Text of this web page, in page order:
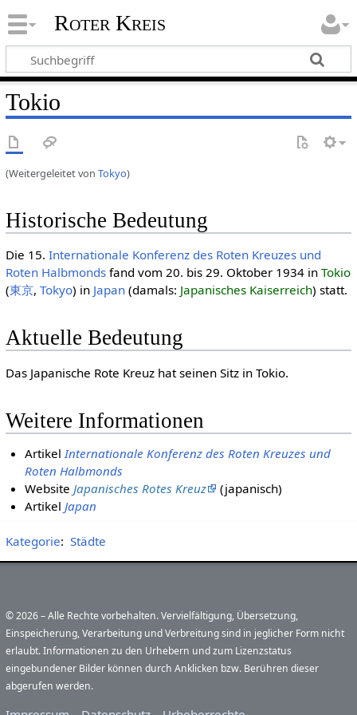
Roter Kreis
Tokio
(Weitergeleitet von Tokyo)
Historische Bedeutung
Die 15. Internationale Konferenz des Roten Kreuzes und
Roten Halbmondsfand vom 20. bis 29. Oktober 1934 in Tokio
(東京, Tokyo) in Japan(damals: Japanisches Kaiserreich) statt.
Aktuelle Bedeutung
Das Japanische Rote Kreuz hat seinen Sitz in Tokio.
Weitere Informationen
ArtikelInternationale Konferenz des Roten Kreuzes und
Roten Halbmonds
WebsiteJapanisches Rotes Kreuz
(japanisch)
ArtikelJapan
Kategorie: Städte
© 2026 – Alle Rechte vorbehalten. Vervielfältigung, Übersetzung,
Einspeicherung, Verarbeitung und Verbreitung sind in jeglicher Form nicht
erlaubt. Informationen zu den Urhebern und zum Lizenzstatus
eingebundener Bilder können durch Anklicken bzw. Berühren dieser
abgerufen werden.